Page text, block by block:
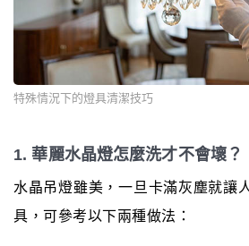
特殊情況下的燈具清潔技巧
1. 華麗水晶燈怎麼洗才不會壞？
水晶吊燈雖美，一旦卡滿灰塵就讓
具，可參考以下兩種做法：